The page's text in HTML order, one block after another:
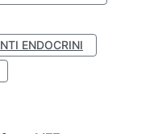
ENDOCRINI